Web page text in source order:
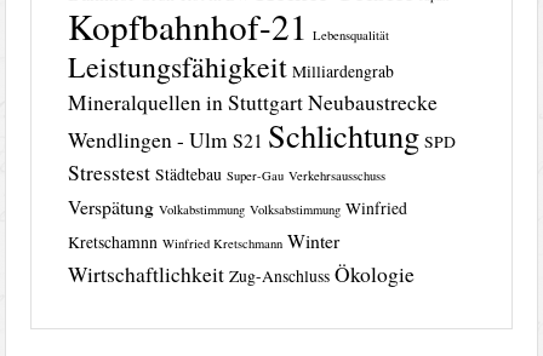
Kopfbahnhof-21 Lebensqualität
Leistungsfähigkeit Milliardengrab
Mineralquellen in StuttgartNeubaustrecke
Wendlingen - Ulm S21 Schlichtung SPD
Stresstest Städtebau Super-Gau Verkehrsausschuss
Verspätung Volkabstimmung Volksabstimmung Winfried
Kretschamnn Winfried Kretschmann Winter
Wirtschaftlichkeit Zug-Anschluss Ökologie